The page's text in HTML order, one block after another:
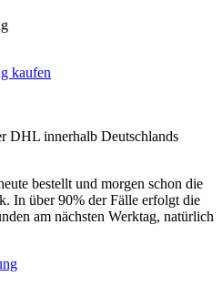
kaufen
DHL innerhalb Deutschlands
bestellt und morgen schon die
In über 90% der Fälle erfolgt die
am nächsten Werktag, natürlich